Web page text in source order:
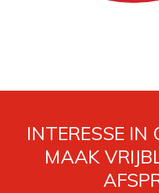
INTERESSE IN
MAAK